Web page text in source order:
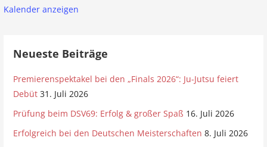
Kalender anzeigen
Neueste Beiträge
Premierenspektakel bei den „Finals 2026“: Ju-Jutsu feiert
Debüt 31. Juli 2026
Prüfung beim DSV69: Erfolg & großer Spaß 16. Juli 2026
Erfolgreich bei den Deutschen Meisterschaften 8. Juli 2026